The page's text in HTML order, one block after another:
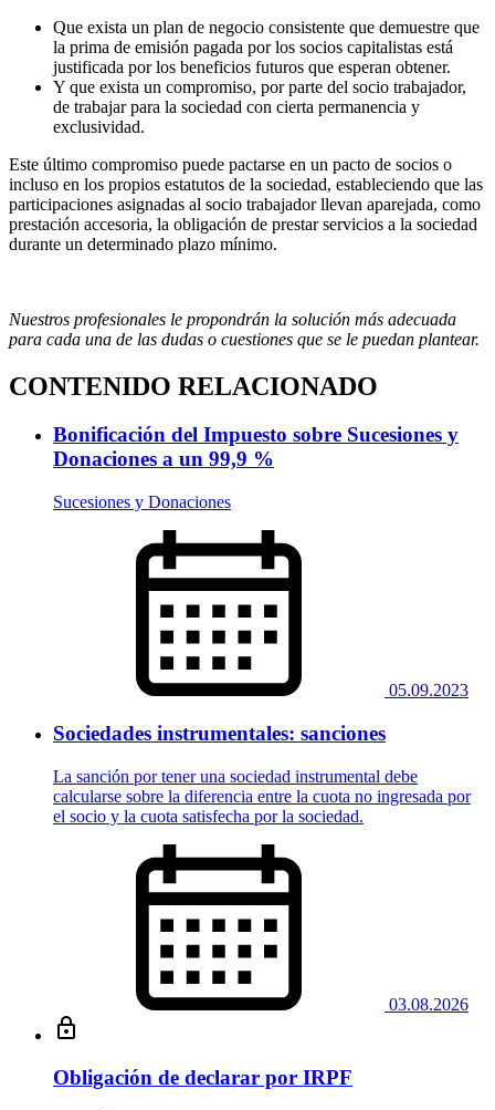
Que exista un plan de negocio consistente que demuestre que
la prima de emisión pagada por los socios capitalistas está
justificada por los beneficios futuros que esperan obtener.
Y que exista un compromiso, por parte del socio trabajador,
de trabajar para la sociedad con cierta permanencia y
exclusividad.
Este último compromiso puede pactarse en un pacto de socios o
incluso en los propios estatutos de la sociedad, estableciendo que las
participaciones asignadas al socio trabajador llevan aparejada, como
prestación accesoria, la obligación de prestar servicios a la sociedad
durante un determinado plazo mínimo.
Nuestros profesionales le propondrán la solución más adecuada
para cada una de las dudas o cuestiones que se le puedan plantear.
CONTENIDO RELACIONADO
Bonificación del Impuesto sobre Sucesiones y
Donaciones a un 99,9 %
Sucesiones y Donaciones
05.09.2023
Sociedades instrumentales: sanciones
La sanción por tener una sociedad instrumental debe
calcularse sobre la diferencia entre la cuota no ingresada por
el socio y la cuota satisfecha por la sociedad.
03.08.2026
Obligación de declarar por IRPF